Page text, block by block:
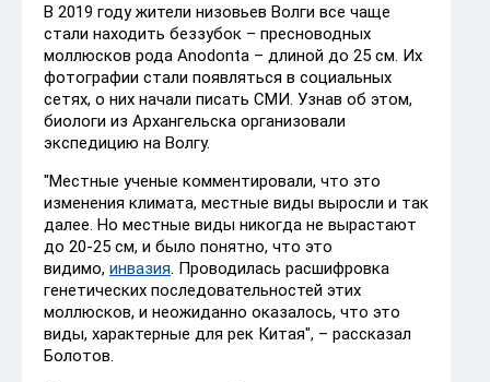
В 2019 году жители низовьев Волги все чаще
стали находить беззубок – пресноводных
моллюсков рода Anodonta – длиной до 25 см. Их
фотографии стали появляться в социальных
сетях, о них начали писать СМИ. Узнав об этом,
биологи из Архангельска организовали
экспедицию на Волгу.
"Местные ученые комментировали, что это
изменения климата, местные виды выросли и так
далее. Но местные виды никогда не вырастают
до 20-25 см, и было понятно, что это
видимо, инвазия. Проводилась расшифровка
генетических последовательностей этих
моллюсков, и неожиданно оказалось, что это
виды, характерные для рек Китая", – рассказал
Болотов.